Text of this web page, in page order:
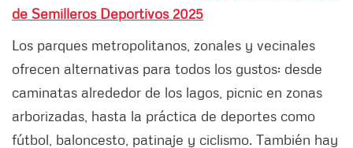
de Semilleros Deportivos 2025
Los parques metropolitanos, zonales y vecinales
ofrecen alternativas para todos los gustos: desde
caminatas alrededor de los lagos, picnic en zonas
arborizadas, hasta la práctica de deportes como
fútbol, baloncesto, patinaje y ciclismo. También hay